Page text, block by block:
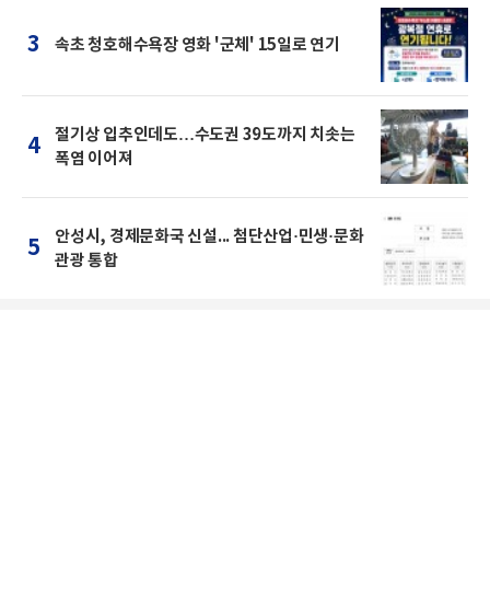
3 속초 청호해수욕장 영화 '군체' 15일로 연기
4
절기상 입추인데도…수도권 39도까지 치솟는
폭염 이어져
5
안성시, 경제문화국 신설... 첨단산업·민생·문화
관광 통합